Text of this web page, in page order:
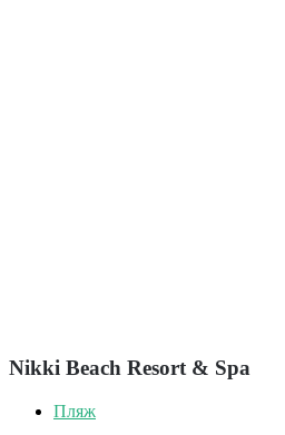
Nikki Beach Resort & Spa
Пляж